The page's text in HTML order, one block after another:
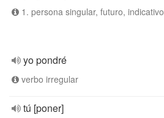
1. persona singular, futuro, indicativo
yo pondré
verbo irregular
tú [poner]